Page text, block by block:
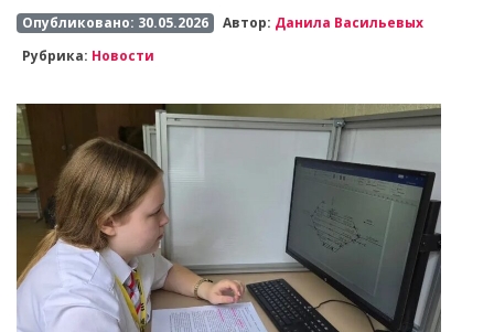
Опубликовано: 30.05.2026 Автор: Данила Васильевых
Рубрика: Новости